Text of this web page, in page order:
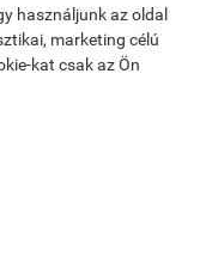
használjunk az oldal
marketing célú
kat csak az Ön